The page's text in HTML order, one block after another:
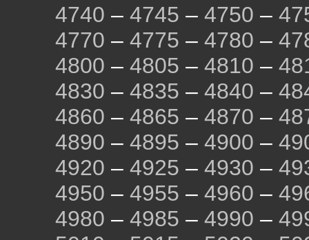
4740 – 4745 – 4750 –
4770 – 4775 – 4780 –
4800 – 4805 – 4810 –
4830 – 4835 – 4840 –
4860 – 4865 – 4870 –
4890 – 4895 – 4900 –
4920 – 4925 – 4930 –
4950 – 4955 – 4960 –
4980 – 4985 – 4990 –